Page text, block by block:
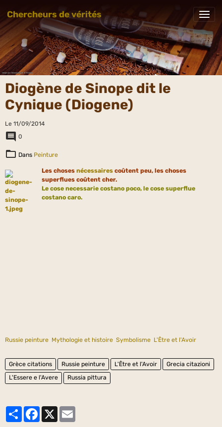
Chercheurs de vérités
Diogène de Sinope dit le
Cynique (Diogene)
Le 11/09/2014
0
Dans Peinture
Les choses nécessaires coûtent peu, les choses
superflues coûtent cher.
Le cose necessarie costano poco, le cose superflue
costano caro.
Russie peinture Mythologie et histoire Symbolisme L'Être et l'Avoir
Grèce citations Russie peinture L'Être et l'Avoir
Grecia citazioni
L'Essere e l'Avere
Russia pittura
PartagerFacebook